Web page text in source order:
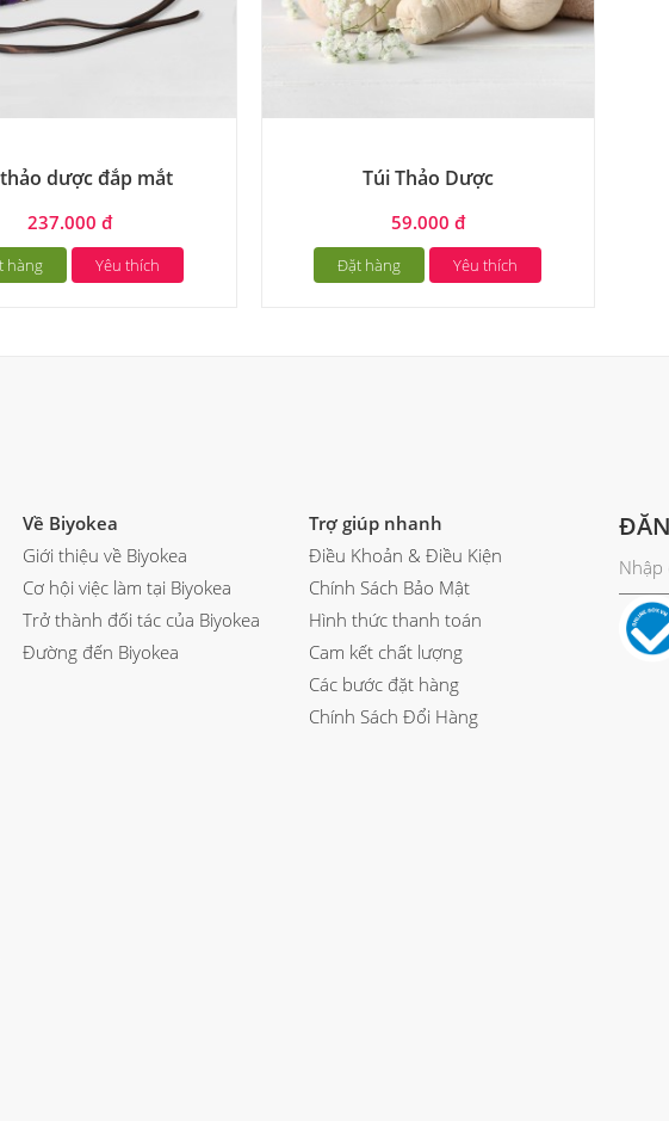
dược đắp mắt
237.000 đ
hàng Yêu thích
Túi Thảo Dược
59.000 đ
Đặt hàng Yêu thích
Về Biyokea
Giới thiệu về Biyokea
Cơ hội việc làm tại Biyokea
Trở thành đối tác của Biyokea
Đường đến Biyokea
Trợ giúp nhanh
Điều Khoản & Điều Kiện
Chính Sách Bảo Mật
Hình thức thanh toán
Cam kết chất lượng
Các bước đặt hàng
Chính Sách Đổi Hàng